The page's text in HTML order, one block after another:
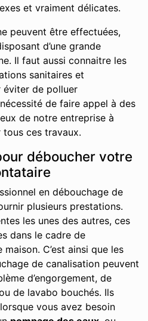
et vraiment délicates.
peuvent être effectuées,
d’une grande
Il faut aussi connaitre les
sanitaires et
éviter de polluer
de faire appel à des
de notre entreprise à
ces travaux.
déboucher votre
en débouchage de
plusieurs prestations.
les unes des autres, ces
dans le cadre de
maison. C’est ainsi que les
de canalisation peuvent
d’engorgement, de
de lavabo bouchés. Ils
vous avez besoin